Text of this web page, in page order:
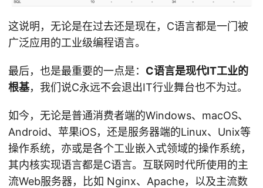
这说明，无论是在过去还是现在，C语言都是一门被
广泛应用的工业级编程语言。
最后，也是最重要的一点是： C语言是现代IT工业的
根基，我们说C永远不会退出IT行业舞台也不为过。
如今，无论是普通消费者端的Windows、macOS、
Android、苹果iOS，还是服务器端的Linux、Unix等
操作系统，亦或是各个工业嵌入式领域的操作系统，
其内核实现语言都是C语言。互联网时代所使用的主
流Web服务器，比如 Nginx、Apache，以及主流数